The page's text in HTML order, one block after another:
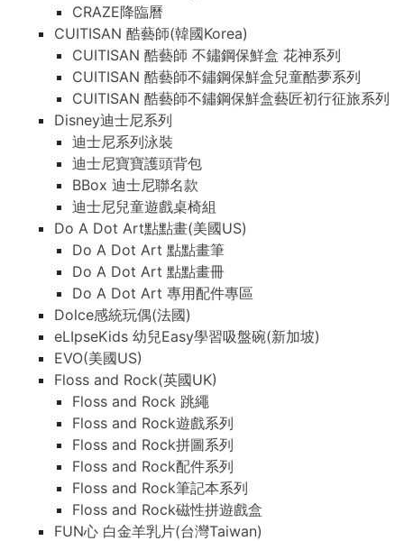
CRAZE降臨曆
CUITISAN 酷藝師(韓國Korea)
CUITISAN 酷藝師 不鏽鋼保鮮盒 花神系列
CUITISAN 酷藝師不鏽鋼保鮮盒兒童酷夢系列
CUITISAN 酷藝師不鏽鋼保鮮盒藝匠初行征旅系列
Disney迪士尼系列
迪士尼系列泳裝
迪士尼寶寶護頭背包
BBox 迪士尼聯名款
迪士尼兒童遊戲桌椅組
Do A Dot Art點點畫(美國US)
Do A Dot Art 點點畫筆
Do A Dot Art 點點畫冊
Do A Dot Art 專用配件專區
Dolce感統玩偶(法國)
eLIpseKids 幼兒Easy學習吸盤碗(新加坡)
EVO(美國US)
Floss and Rock(英國UK)
Floss and Rock 跳繩
Floss and Rock遊戲系列
Floss and Rock拼圖系列
Floss and Rock配件系列
Floss and Rock筆記本系列
Floss and Rock磁性拼遊戲盒
FUN心 白金羊乳片(台灣Taiwan)